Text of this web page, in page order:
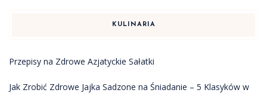
KULINARIA
Przepisy na Zdrowe Azjatyckie Sałatki
Jak Zrobić Zdrowe Jajka Sadzone na Śniadanie – 5 Klasyków w